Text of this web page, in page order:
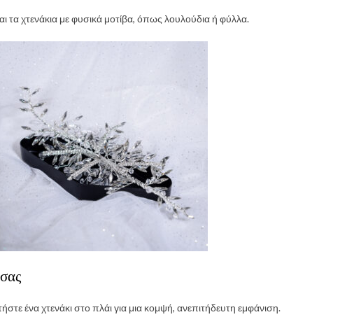
τα χτενάκια με φυσικά μοτίβα, όπως λουλούδια ή φύλλα.
ένα χτενάκι στο πλάι για μια κομψή, ανεπιτήδευτη εμφάνιση.